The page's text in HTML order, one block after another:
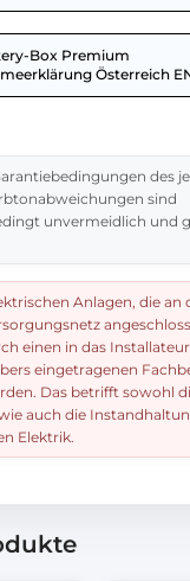
Box Premium
Österreich
des
sind
unvermeidlich und
Anlagen, die an
einen in das
eingetragenen
Das betrifft sowohl
auch die
Elektrik.